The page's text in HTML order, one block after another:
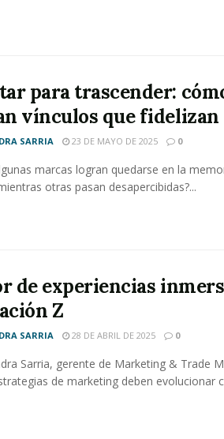
para trascender:
vínculos que fidelizan
SARRIA 23 DE MAYO DE 2025 0
marcas logran quedarse en la
otras pasan desapercibidas?...
de experiencias
Z
SARRIA 28 DE ABRIL DE 2025 0
Sarria, gerente de Marketing & Trade
de marketing deben evolucionar